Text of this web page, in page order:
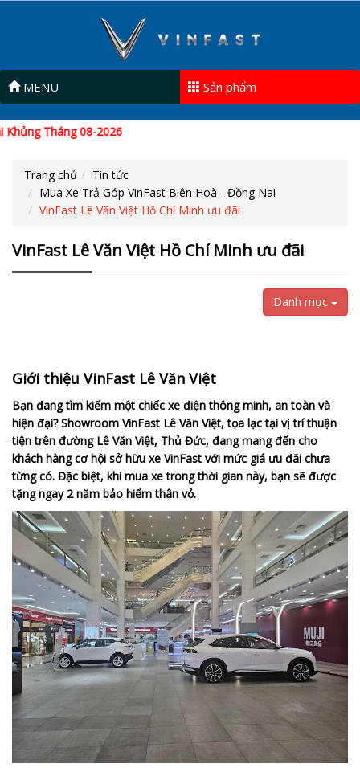
MENU Sản phẩm
Tháng 08-2026
Trang chủ
Tin tức
Mua Xe Trả Góp VinFast Biên Hoà - Đồng Nai
VinFast Lê Văn Việt Hồ Chí Minh ưu đãi
VinFast Lê Văn Việt Hồ Chí Minh ưu đãi
Danh mục
Giới thiệu VinFast Lê Văn Việt
Bạn đang tìm kiếm một chiếc xe điện thông minh, an toàn và
hiện đại? Showroom VinFast Lê Văn Việt, tọa lạc tại vị trí thuận
tiện trên đường Lê Văn Việt, Thủ Đức, đang mang đến cho
khách hàng cơ hội sở hữu xe VinFast với mức giá ưu đãi chưa
từng có. Đặc biệt, khi mua xe trong thời gian này, bạn sẽ được
tặng ngay 2 năm bảo hiểm thân vỏ.